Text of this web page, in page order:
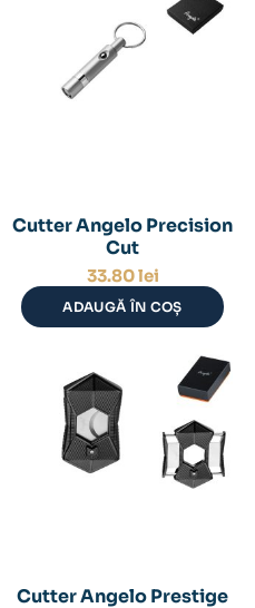
Cutter Angelo Precision
Cut
33.80lei
ADAUGĂ ÎN COȘ
Cutter Angelo Prestige